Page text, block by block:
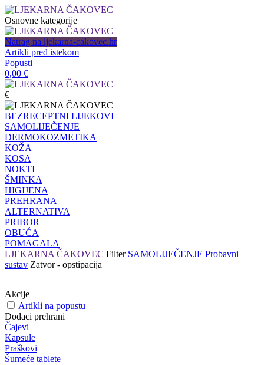
Osnovne kategorije
Natrag na ljekarna-cakovec.hr
Artikli pred istekom
Popusti
0,00 €
€
BEZRECEPTNI LIJEKOVI
SAMOLIJEČENJE
DERMOKOZMETIKA
KOŽA
KOSA
NOKTI
ŠMINKA
HIGIJENA
PREHRANA
ALTERNATIVA
PRIBOR
OBUĆA
POMAGALA
LJEKARNA ČAKOVEC Filter SAMOLIJEČENJE Probavni
sustav Zatvor - opstipacija
Akcije
Artikli na popustu
Dodaci prehrani
Čajevi
Kapsule
Praškovi
Šumeće tablete